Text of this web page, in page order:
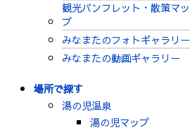
観光パンフレット・散策マッ
プ
みなまたのフォトギャラリー
みなまたの動画ギャラリー
場所で探す
湯の児温泉
湯の児マップ